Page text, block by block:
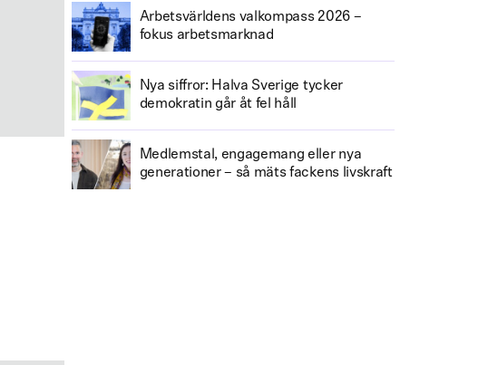
Arbetsvärldens valkompass 2026 –
fokus arbetsmarknad
Nya siffror: Halva Sverige tycker
demokratin går åt fel håll
Medlemstal, engagemang eller nya
generationer – så mäts fackens livskraft